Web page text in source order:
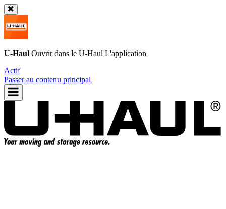
U-Haul Ouvrir dans le U-Haul L'application
Actif
Passer au contenu principal